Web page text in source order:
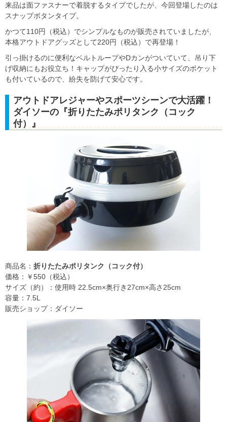
来品は面ファスナーで着脱するタイプでしたが、今回登場したのは
スナップボタンタイプ。
かつて110円（税込）でシンプルなものが販売されていましたが、
本格アウトドアグッズとして220円（税込）で再登場！
引っ掛けるのに便利なベルトループやDカンがついていて、吊り下
げ収納にもお役立ち！キャップがぴったり入る小サイズのポケット
も付いているので、紛失を防げて安心です。
アウトドアレジャーやスポーツシーンで大活躍！
ダイソーの『折りたたみポリタンク（コック
付）』
商品名： 折りたたみポリタンク（コック付）
価格：￥550（税込）
サイズ（約）：使用時 22.5cm×奥行き27cm×高さ25cm
容量：7.5L
販売ショップ：ダイソー